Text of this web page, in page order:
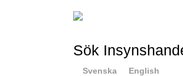
Sök
Svenska English